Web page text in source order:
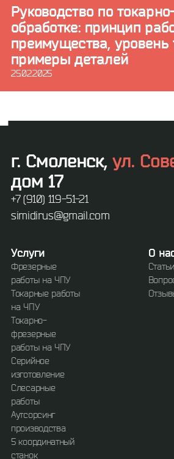
Руководство по
обработке: принцип
преимущества, уровень
примеры деталей
25.02.2025
г. Смоленск,ул.
дом 17
+7 (910) 119-51-21
simidirus@gmail.com
Услуги
Фрезерные
работы на ЧПУ
Токарные работы
на ЧПУ
Токарно-
фрезерные
работы на ЧПУ
Серийное
изготовление
Слесарные
работы
Аутсорсинг
производства
5 координатный
станок
О
Статьи